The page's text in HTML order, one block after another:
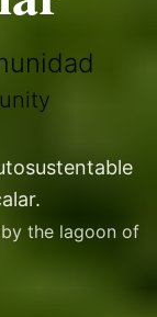
the lagoon of